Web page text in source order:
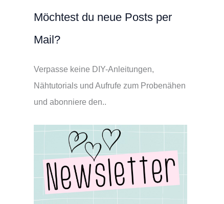
Möchtest du neue Posts per
Mail?
Verpasse keine DIY-Anleitungen,
Nähtutorials und Aufrufe zum Probenähen
und abonniere den..